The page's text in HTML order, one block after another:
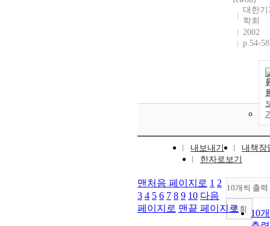
대한기
학회
2002
p.54-58
내보내기
내책장
한자로보기
10개씩 출력
10
조회
맨처음 페이지로 1 2
3 4 5 6 7 8 9 10 다음
페이지로 맨끝 페이지로